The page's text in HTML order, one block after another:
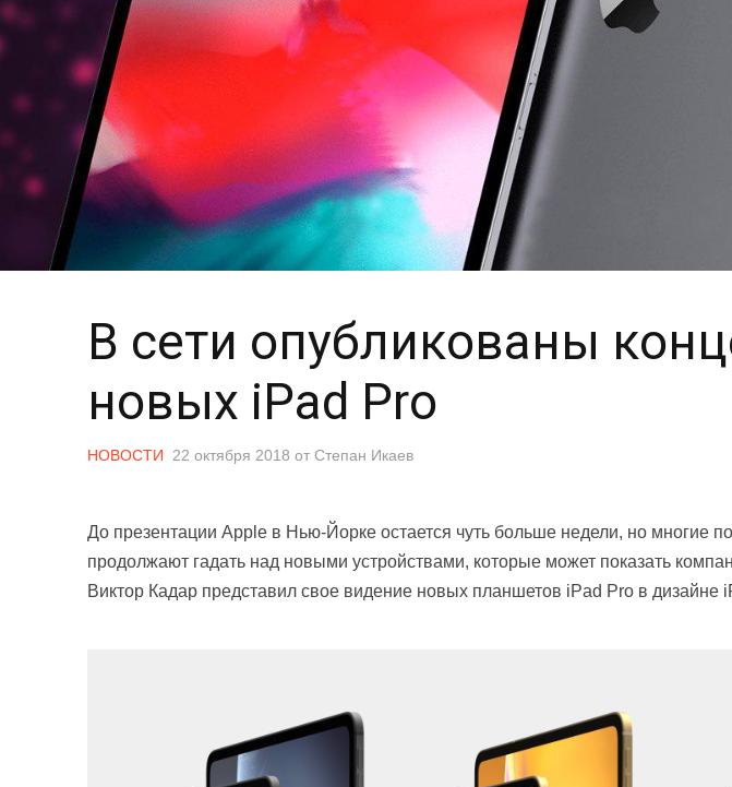
В сети опубликованы
новых iPad Pro
НОВОСТИ 22 октября 2018 от Степан Икаев
До презентации Apple в Нью-Йорке остается чуть больше недели, но многие
продолжают гадать над новыми устройствами, которые может показать
Виктор Кадар представил свое видение новых планшетов iPad Pro в дизайне